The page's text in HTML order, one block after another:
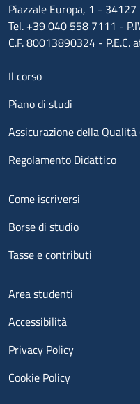
Piazzale Europa, 1 -
Tel. +39 040 558 7111 -
C.F. 80013890324 - P.E.C.
Menu footer 1
Il corso
Piano di studi
Assicurazione della Qualità
Regolamento Didattico
Menu footer 2
Come iscriversi
Borse di studio
Tasse e contributi
Menu footer 3
Area studenti
Accessibilità
Privacy Policy
Cookie Policy